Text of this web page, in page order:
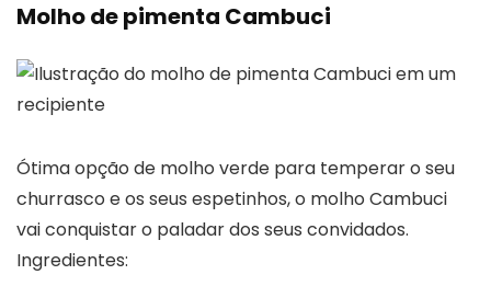
Molho de pimenta Cambuci
Ótima opção de molho verde para temperar o seu
churrasco e os seus espetinhos, o molho Cambuci
vai conquistar o paladar dos seus convidados.
Ingredientes: